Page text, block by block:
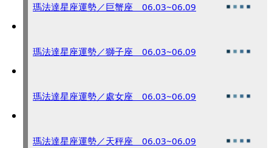
瑪法達星座運勢／巨蟹座 06.03~06.09
瑪法達星座運勢／獅子座 06.03~06.09
瑪法達星座運勢／處女座 06.03~06.09
瑪法達星座運勢／天秤座 06.03~06.09